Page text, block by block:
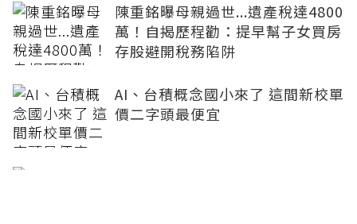
陳重銘曝母親過世...遺產稅達4800
萬！自揭歷程勸：提早幫子女買房
存股避開稅務陷阱
AI、台積概念國小來了 這間新校單
價二字頭最便宜